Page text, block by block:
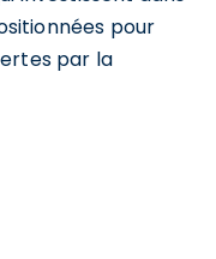
pour
par la